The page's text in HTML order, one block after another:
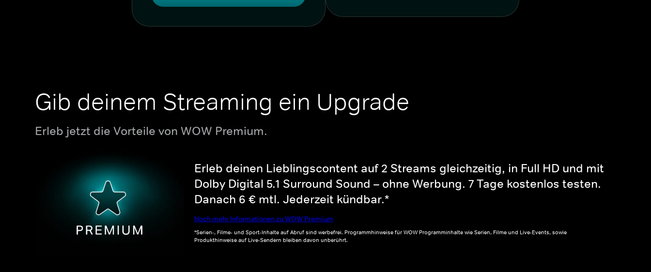
Gib deinem Streaming ein Upgrade
Erleb jetzt die Vorteile von WOW Premium.
Erleb deinen Lieblingscontent auf 2 Streams gleichzeitig, in Full HD und mit
Dolby Digital 5.1 Surround Sound – ohne Werbung. 7 Tage kostenlos testen.
Danach 6 € mtl. Jederzeit kündbar.*
Noch mehr Informationen zu WOW Premium
*Serien-, Filme- und Sport-Inhalte auf Abruf sind werbefrei. Programmhinweise für WOW Programminhalte wie Serien, Filme und Live-Events, sowie
Produkthinweise auf Live-Sendern bleiben davon unberührt.